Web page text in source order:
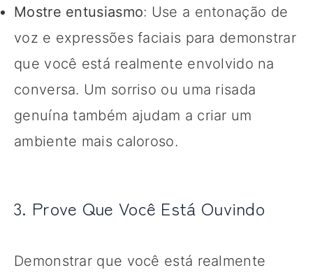
Mostre entusiasmo: Use a entonação de
voz e expressões faciais para demonstrar
que você está realmente envolvido na
conversa. Um sorriso ou uma risada
genuína também ajudam a criar um
ambiente mais caloroso.
3. Prove Que Você Está Ouvindo
Demonstrar que você está realmente